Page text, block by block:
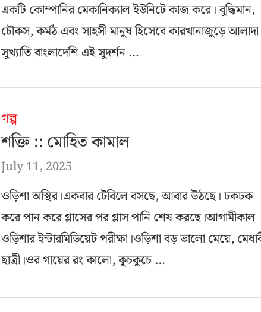
একটি কোম্পানির মেকানিক্যাল ইউনিটে কাজ করে। বুদ্ধিমান,
চৌকস, কর্মঠ এবং সাহসী মানুষ হিসেবে কারখানাজুড়ে আলাদা
সুখ্যাতি বাংলাদেশি এই সুদর্শন …
গল্প
শক্তি :: মোহিত কামাল
July 11, 2025
ওড়িশা অস্থির।একবার টেবিলে বসছে, আবার উঠছে। ঢকঢক
করে পান করে গ্লাসের পর গ্লাস পানি শেষ করছে।আগামীকাল
ওড়িশার ইন্টারমিডিয়েট পরীক্ষা।ওড়িশা বড় ভালো মেয়ে,
ছাত্রী।ওর গায়ের রং কালো, কুচকুচে …